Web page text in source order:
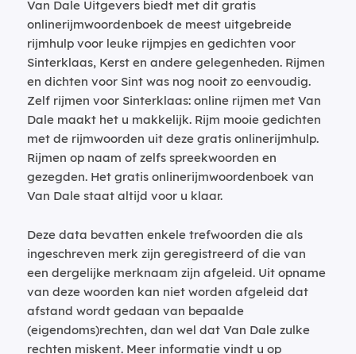
Van Dale Uitgevers biedt met dit gratis
onlinerijmwoordenboek de meest uitgebreide
rijmhulp voor leuke rijmpjes en gedichten voor
Sinterklaas, Kerst en andere gelegenheden. Rijmen
en dichten voor Sint was nog nooit zo eenvoudig.
Zelf rijmen voor Sinterklaas: online rijmen met Van
Dale maakt het u makkelijk. Rijm mooie gedichten
met de rijmwoorden uit deze gratis onlinerijmhulp.
Rijmen op naam of zelfs spreekwoorden en
gezegden. Het gratis onlinerijmwoordenboek van
Van Dale staat altijd voor u klaar.
Deze data bevatten enkele trefwoorden die als
ingeschreven merk zijn geregistreerd of die van
een dergelijke merknaam zijn afgeleid. Uit opname
van deze woorden kan niet worden afgeleid dat
afstand wordt gedaan van bepaalde
(eigendoms)rechten, dan wel dat Van Dale zulke
rechten miskent. Meer informatie vindt u op